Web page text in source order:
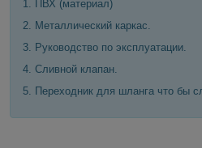
1. ПВХ (материал)
2. Металлический каркас.
3. Руководство по эксплуатации.
4. Сливной клапан.
5. Переходник для шланга что бы